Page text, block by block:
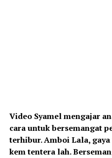
Video Syamel mengajar
cara untuk bersemangat
terhibur. Amboi Lala,
kem tentera lah.